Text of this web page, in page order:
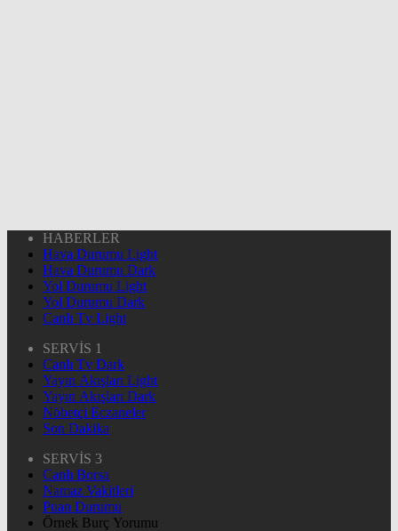
HABERLER
Hava Durumu Light
Hava Durumu Dark
Yol Durumu Light
Yol Durumu Dark
Canlı Tv Light
SERVİS 1
Canlı Tv Dark
Yayın Akışları Light
Yayın Akışları Dark
Nöbetçi Eczaneler
Son Dakika
SERVİS 3
Canlı Borsa
Namaz Vakitleri
Puan Durumu
Örnek Burç Yorumu